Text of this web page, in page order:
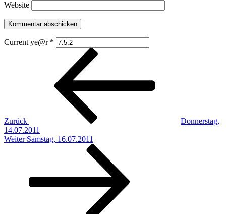
Website
Current ye@r *
Beitragsnavigation
Zurück
Donnerstag,
14.07.2011
Nächster
Weiter Samstag, 16.07.2011